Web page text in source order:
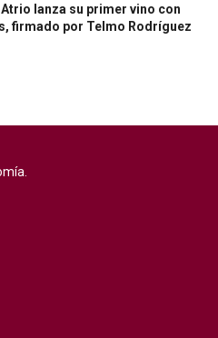
lanza su primer vino con
firmado por Telmo Rodríguez